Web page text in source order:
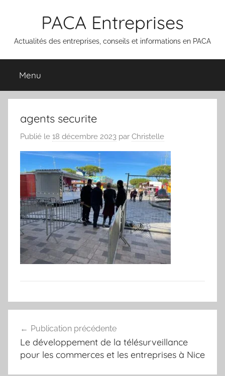
PACA Entreprises
Actualités des entreprises, conseils et informations en PACA
Menu
agents securite
Publié le 18 décembre 2023 par Christelle
de
l’article
Publication précédente
Le développement de la télésurveillance
pour les commerces et les entreprises à Nice